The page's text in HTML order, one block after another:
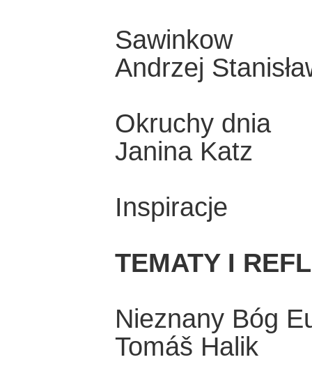
Sawinkow
Andrzej
Okruchy dnia
Janina Katz
Inspiracje
TEMATY I
Nieznany Bóg
Tomáš Halik